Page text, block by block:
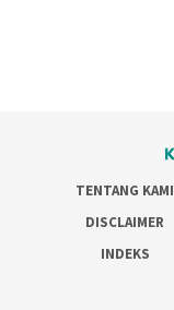
TENTANG KAMI
DISCLAIMER
INDEKS